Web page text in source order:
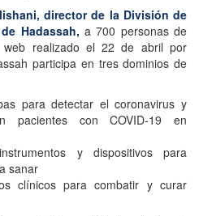
director de la División de
Hadassah, a 700 personas de
realizado el 22 de abril por
participa en tres dominios de
para detectar el coronavirus y
pacientes con COVID-19 en
y dispositivos para
sanar
clínicos para combatir y curar